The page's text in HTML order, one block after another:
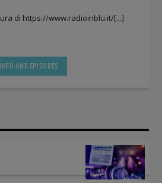
di https://www.radioinblu.it/[...]
INFO AND EPISODES